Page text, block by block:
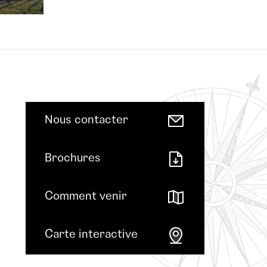
Nous contacter
Brochures
Comment venir
Carte interactive